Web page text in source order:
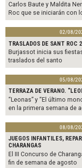
Carlos Baute y Maldita
Roc que se iniciarán con
02/08/
TRASLADOS DE SANT ROC
Burjassot inicia sus
traslados del santo
05/08/
TERRAZA DE VERANO.
“Leonas” y “El último
en la primera semana de
08/08/
JUEGOS INFANTILES,
CHARANGAS
El III Concurso de
fin de semana de agosto